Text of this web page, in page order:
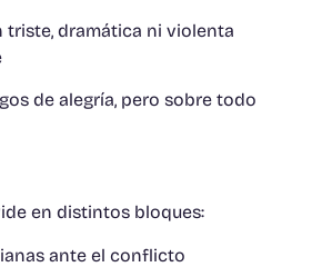
triste, dramática ni violenta
de alegría, pero sobre todo
en distintos bloques:
ante el conflicto